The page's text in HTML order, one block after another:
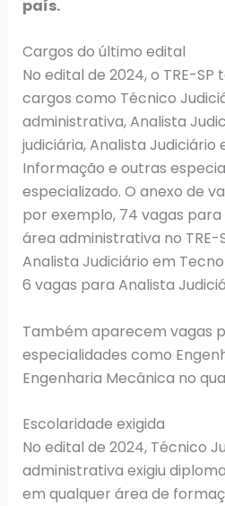
país.
Cargos do último edital
No edital de 2024, o TRE-
cargos como Técnico
administrativa, Analista
judiciária, Analista Judiciário
Informação e outras
especializado. O anexo de
por exemplo, 74 vagas
área administrativa no TRE-
Analista Judiciário em
6 vagas para Analista
Também aparecem vagas
especialidades como
Engenharia Mecânica no
Escolaridade exigida
No edital de 2024, Técnico
administrativa exigiu
em qualquer área de